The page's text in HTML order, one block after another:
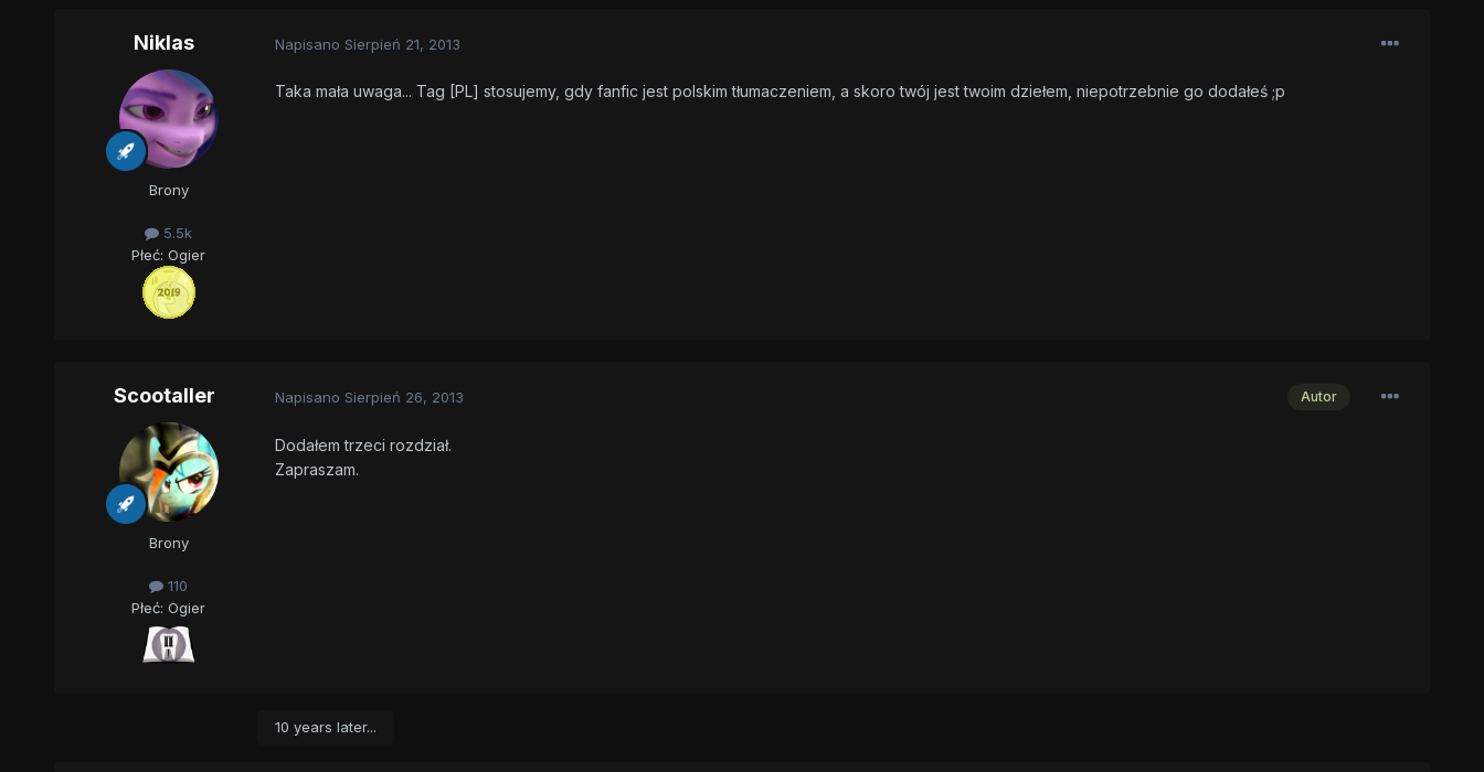
Niklas
Brony
5.5k
Płeć: Ogier
Napisano Sierpień 21, 2013
Taka mała uwaga... Tag [PL] stosujemy, gdy fanfic jest polskim tłumaczeniem, a skoro twój jest twoim dziełem, niepotrzebnie go dodałeś ;p
Scootaller
Brony
110
Płeć: Ogier
Autor
Napisano Sierpień 26, 2013
Dodałem trzeci rozdział.
Zapraszam.
10 years later...